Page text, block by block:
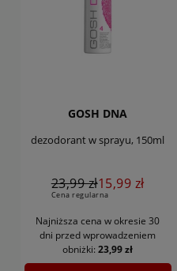
GOSH DNA
dezodorant w sprayu, 150ml
23,99 zł
Cena regularna
15,99 zł
Najniższa cena w okresie 30
dni przed wprowadzeniem
obniżki:23,99 zł